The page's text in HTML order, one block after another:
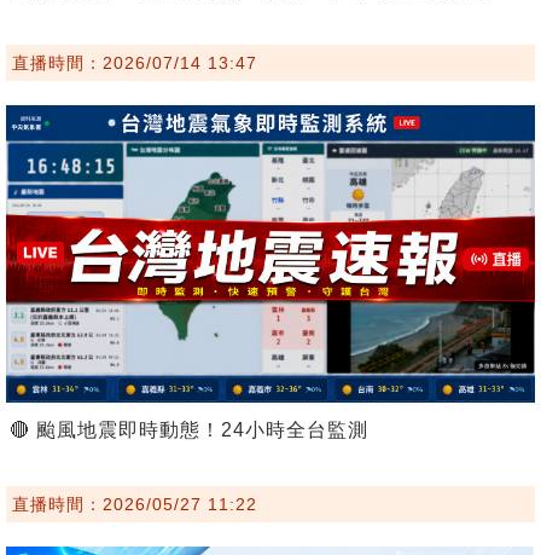
直播時間：2026/07/14 13:47
🔴 颱風地震即時動態！24小時全台監測
直播時間：2026/05/27 11:22